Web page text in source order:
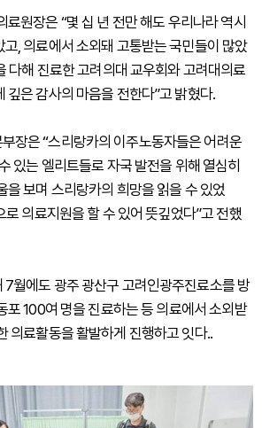
료원장은 “몇 십 년 전만 해도 우리나라 역시
, 의료에서 소외돼 고통받는 국민들이 많았
다해 진료한 고려의대 교우회와 고려대의료
깊은 감사의 마음을 전한다”고 밝혔다.
장은 “스리랑카의 이주노동자들은 어려운
있는 엘리트들로 자국 발전을 위해 열심히
을 보며 스리랑카의 희망을 읽을 수 있었
로 의료지원을 할 수 있어 뜻깊었다”고 전했
월에도 광주 광산구 고려인광주진료소를 방
포 100여 명을 진료하는 등 의료에서 소외받
의료활동을 활발하게 진행하고 잇다..